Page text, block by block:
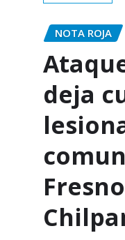
NOTA ROJA
deja